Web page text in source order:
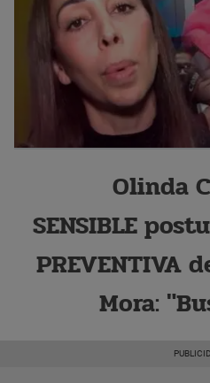
Olinda
SENSIBLE
PREVENTIVA
Mora: